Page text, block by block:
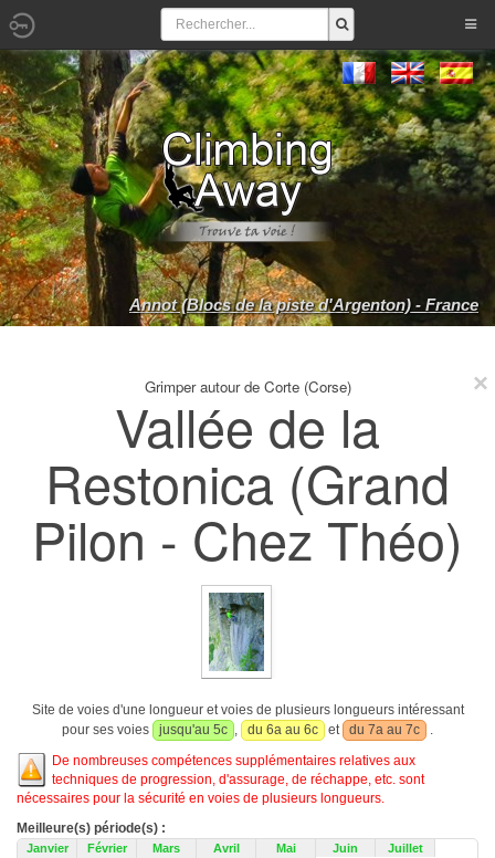
Annot (Blocs de la piste d'Argenton) - France
Grimper autour de Corte (Corse)
Vallée de la
Restonica (Grand
Pilon - Chez Théo)
Site de voies d'une longueur et voies de plusieurs longueurs intéressant
pour ses voies
jusqu'au 5c , du 6a au 6c et du 7a au 7c
.
De nombreuses compétences supplémentaires relatives aux
techniques de progression, d'assurage, de réchappe, etc. sont
nécessaires pour la sécurité en voies de plusieurs longueurs.
Meilleure(s) période(s) :
Janvier Février Mars Avril Mai Juin
Juillet